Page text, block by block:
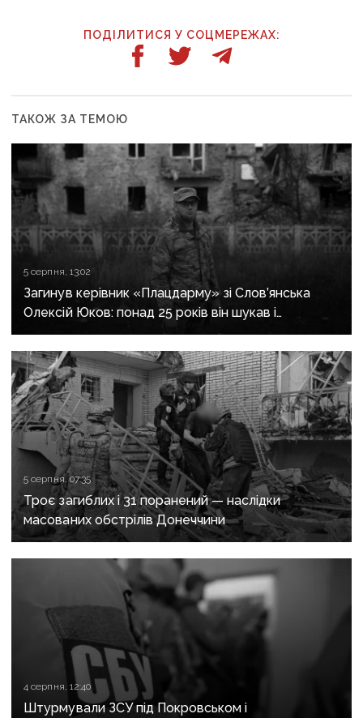
ПОДІЛИТИСЯ У СОЦМЕРЕЖАХ:
ТАКОЖ ЗА ТЕМОЮ
5 серпня, 13:02
Загинув керівник «Плацдарму» зі Слов’янська
Олексій Юков: понад 25 років він шукав і
повертав тіла загиблих воїнів
5 серпня, 07:35
Троє загиблих і 31 поранений — наслідки
масованих обстрілів Донеччини
4 серпня, 12:40
Штурмували ЗСУ під Покровськом і